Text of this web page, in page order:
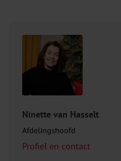
Ninette van Hasselt
Afdelingshoofd
Profiel en contact